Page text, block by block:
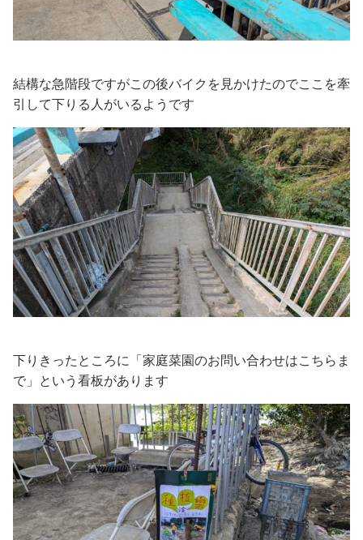
結構な急階段ですがこの後バイクを見かけたのでここを牽
引して下りる人がいるようです
下りきったところに「家庭菜園のお問い合わせはこちらま
で」という看板があります